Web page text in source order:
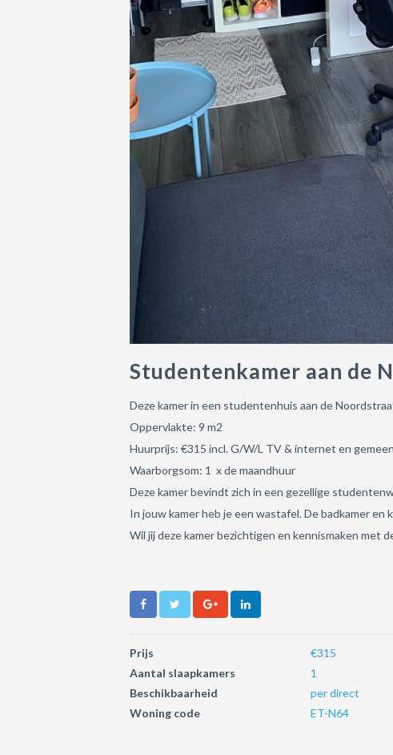
Studentenkamer aan de
Deze kamer in een studentenhuis aan de
Oppervlakte: 9 m2
Huurprijs: €315 incl. G/W/L TV & internet en
Waarborgsom: 1 x de maandhuur
Deze kamer bevindt zich in een gezellige
In jouw kamer heb je een wastafel. De badkamer
Wil jij deze kamer bezichtigen en kennismaken met
Prijs €315
Aantal slaapkamers
1
Beschikbaarheid
per direct
Woning code ET-N64